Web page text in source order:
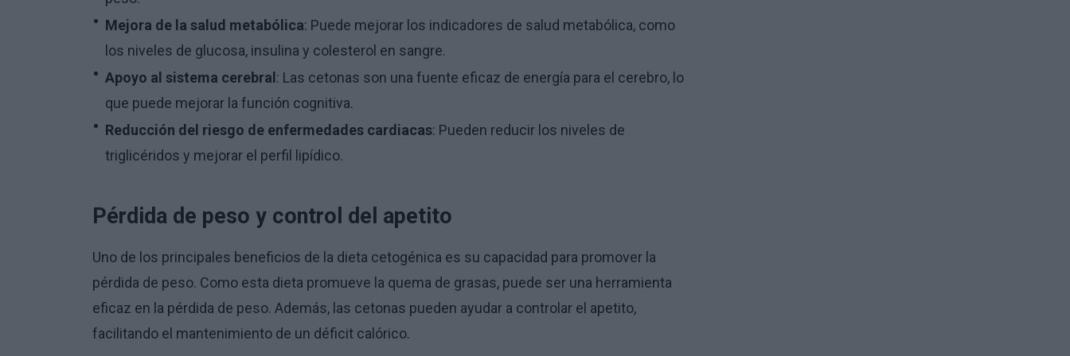
Mejora de la salud metabólica: Puede mejorar los indicadores de salud metabólica, como
los niveles de glucosa, insulina y colesterol en sangre.
Apoyo al sistema cerebral : Las cetonas son una fuente eficaz de energía para el cerebro, lo
que puede mejorar la función cognitiva.
Reducción del riesgo de enfermedades cardiacas: Pueden reducir los niveles de
triglicéridos y mejorar el perfil lipídico.
Pérdida de peso y control del apetito
Uno de los principales beneficios de la dieta cetogénica es su capacidad para promover la
pérdida de peso. Como esta dieta promueve la quema de grasas, puede ser una herramienta
eficaz en la pérdida de peso. Además, las cetonas pueden ayudar a controlar el apetito,
facilitando el mantenimiento de un déficit calórico.